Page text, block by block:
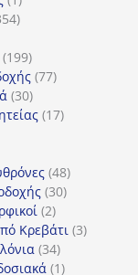
προϊόν
354
199199
προϊόντα
7777
3030
προϊόντα
1717
4848
προϊόντα
3030
22
προϊόντα
Κρεβάτι 33
3434
προϊόντα
11